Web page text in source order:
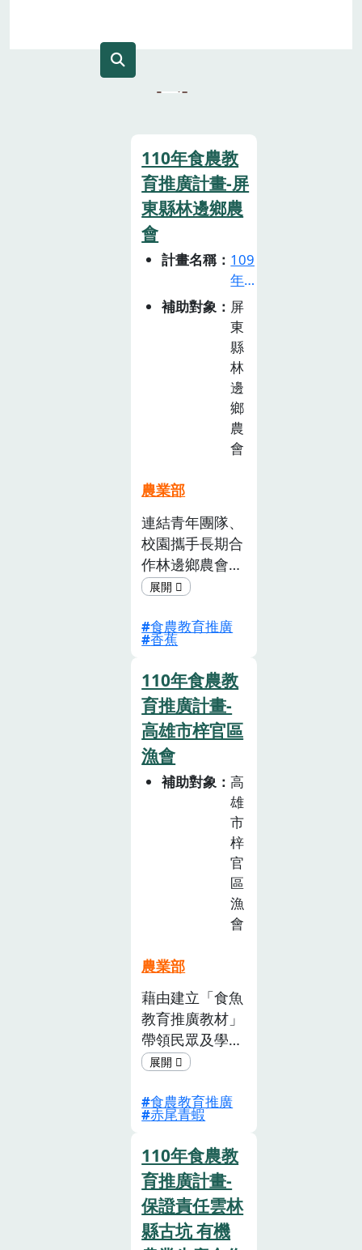
110年食農教
育推廣計畫-屏
東縣林邊鄉農
會
計畫名稱
109
年
食
農
教
育
推
廣
計
畫
徵
動
(已
補助對象
屏
東
縣
林
邊
鄉
農
會
農業部
連結青年團隊、
校園攜手長期合
作林邊鄉農會推
廣股四健會致力
、團隊合作，透
過互動式體驗手
冊結合貼紙，課
程中融入 闖關
競賽體驗，並在
蕉園進行大地遊
戲以及最後的香
蕉料理體驗，借
助各方群力，以
創意的活動內容
方式，共同推廣
農會品牌與農產
食農教育推廣
香蕉
110年食農教
育推廣計畫-
高雄市梓官區
漁會
補助對象
高
雄
市
梓
官
區
漁
會
農業部
藉由建立「食魚
教育推廣教材」
帶領民眾及學童
解析蚵仔寮在地
了解何謂「食魚
文化」及「慢魚
運動」。 本會
希冀傳遞沿近海
現況、魚的來源
及培養適量吃魚
等觀念，教導
食農教育推廣
赤尾青蝦
110年食農教
育推廣計畫-
保證責任雲林
縣古坑 有機